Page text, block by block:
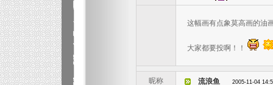
这幅画有点象莫高画的油
大家都要投啊！！
昵称 流浪鱼 2005-11-04